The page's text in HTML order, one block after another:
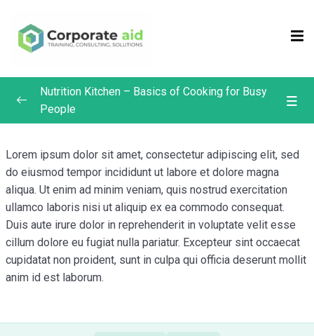
Knife Skills – It All Starts Here
Breakfast and Eggs – an Essential Ingredient
Grand Sauces – versatile sauce making
Vegetables – Cooking Vegetables
Nutrition Kitchen – Basics of Cooking for Busy
People
Lorem ipsum dolor sit amet, consectetur adipiscing elit, sed
do eiusmod tempor incididunt ut labore et dolore magna
aliqua. Ut enim ad minim veniam, quis nostrud exercitation
ullamco laboris nisi ut aliquip ex ea commodo consequat.
Duis aute irure dolor in reprehenderit in voluptate velit esse
cillum dolore eu fugiat nulla pariatur. Excepteur sint occaecat
cupidatat non proident, sunt in culpa qui officia deserunt mollit
anim id est laborum.
Sign in
Sign in
Don’t have an account?Sign up
Remember me Lost your password?